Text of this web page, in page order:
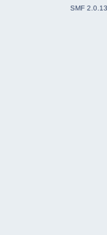
SMF 2.0.13